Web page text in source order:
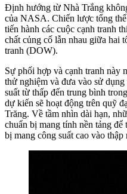
Định hướng từ Nhà Trắng
của NASA. Chiến lược tổng
tiến hành các cuộc cạnh tranh
chất củng cố lẫn nhau giữa hai
tranh (DOW).
Sự phối hợp và cạnh tranh này
thử nghiệm và đưa vào sử
suất từ thấp đến trung bình
dự kiến sẽ hoạt động trên quỹ
Trăng. Về tầm nhìn dài hạn,
chuẩn bị mang tính nền tảng
bị mang công suất cao vào thập